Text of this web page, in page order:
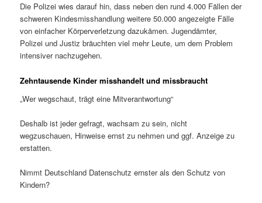
Die Polizei wies darauf hin, dass neben den rund 4.000 Fällen der
schweren Kindesmisshandlung weitere 50.000 angezeigte Fälle
von einfacher Körperverletzung dazukämen. Jugendämter,
Polizei und Justiz bräuchten viel mehr Leute, um dem Problem
intensiver nachzugehen.
Zehntausende Kinder misshandelt und missbraucht
„Wer wegschaut, trägt eine Mitverantwortung“
Deshalb ist jeder gefragt, wachsam zu sein, nicht
wegzuschauen, Hinweise ernst zu nehmen und ggf. Anzeige zu
erstatten.
Nimmt Deutschland Datenschutz ernster als den Schutz von
Kindern?